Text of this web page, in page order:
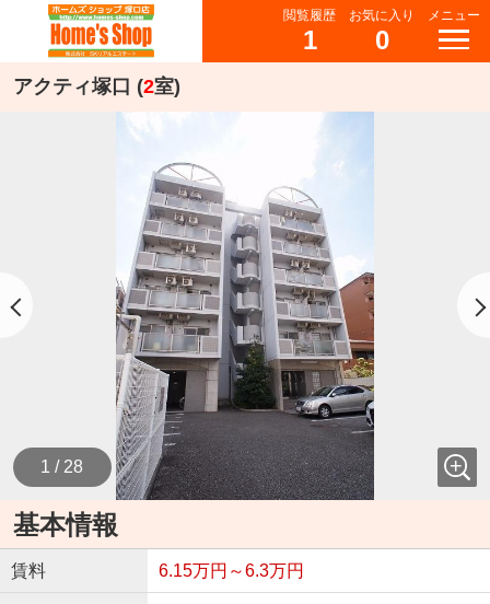
閲覧履歴
1
お気に入り
0
メニュー
アクティ塚口 (2室)
1 / 28
基本情報
賃料 6.15万円～6.3万円